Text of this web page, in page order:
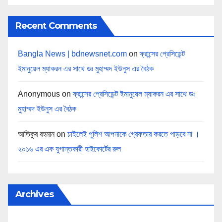
Recent Comments
Bangla News | bdnewsnet.com onফ্রান্সের প্রেসিডেন্ট
ইমানুয়েল ম্যাকরন এর সাথে ডঃ মুহাম্মদ ইউনুস এর বৈঠক
Anonymous onফ্রান্সের প্রেসিডেন্ট ইমানুয়েল ম্যাকরন এর সাথে ডঃ
মুহাম্মদ ইউনুস এর বৈঠক
আতিকুর রহমান on চাইলেই পুলিশ আপনাকে গ্রেফতার করতে পাড়বে না ।
২০১৬ এর এক যুগান্তকারী হাইকোর্টের রুল
Archives